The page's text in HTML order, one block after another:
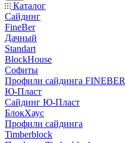
Каталог
Сайдинг
FineBer
Дачный
Standart
BlockHouse
Софиты
Профили сайдинга FINEBER
Ю-Пласт
Сайдинг Ю-Пласт
БлокХаус
Профили сайдинга
Timberblock